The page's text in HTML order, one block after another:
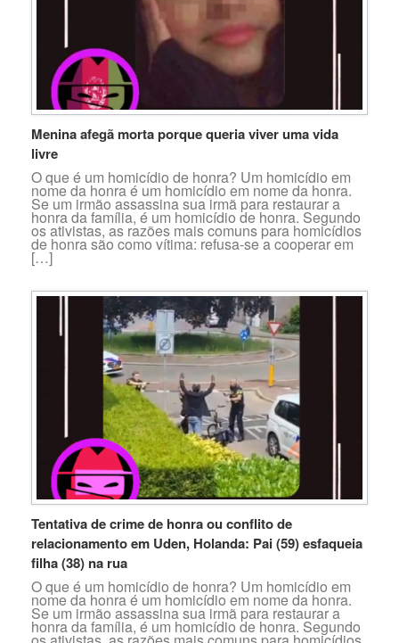
Menina afegã morta porque queria viver uma vida
livre
O que é um homicídio de honra? Um homicídio em
nome da honra é um homicídio em nome da honra.
Se um irmão assassina sua irmã para restaurar a
honra da família, é um homicídio de honra. Segundo
os ativistas, as razões mais comuns para homicídios
de honra são como vítima: refusa-se a cooperar em
[…]
Tentativa de crime de honra ou conflito de
relacionamento em Uden, Holanda: Pai (59) esfaqueia
filha (38) na rua
O que é um homicídio de honra? Um homicídio em
nome da honra é um homicídio em nome da honra.
Se um irmão assassina sua irmã para restaurar a
honra da família, é um homicídio de honra. Segundo